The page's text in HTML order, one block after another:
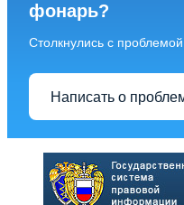
фонарь?
Столкнулись с
Написать о